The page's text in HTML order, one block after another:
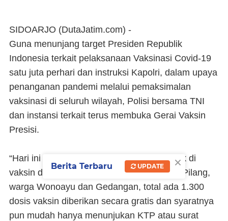
SIDOARJO (DutaJatim.com) -
Guna menunjang target Presiden Republik
Indonesia terkait pelaksanaan Vaksinasi Covid-19
satu juta perhari dan instruksi Kapolri, dalam upaya
penanganan pandemi melalui pemaksimalan
vaksinasi di seluruh wilayah, Polisi bersama TNI
dan instansi terkait terus membuka Gerai Vaksin
Presisi.
“Hari ini masyarakat yang kami layani untuk di
vaksin di Gerai Vaksin Presisi, yakni Desa Pilang,
warga Wonoayu dan Gedangan, total ada 1.300
dosis vaksin diberikan secara gratis dan syaratnya
pun mudah hanya menunjukan KTP atau surat
×
Berita Terbaru UPDATE